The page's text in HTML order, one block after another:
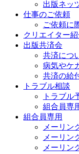
出版ネッ
仕事のご依頼
ご依頼に
クリエイター
出版共済会
共済につ
病気やケ
共済の給
トラブル相談
トラブル
組合員専
組合員専用
メーリン
メーリン
メーリン